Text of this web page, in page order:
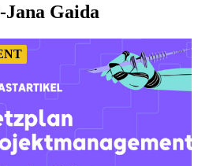
Gaida